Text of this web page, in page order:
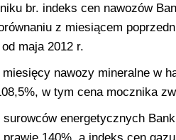
br. indeks cen nawozów
z miesiącem
maja 2012 r.
nawozy mineralne w
w tym cena mocznika
energetycznych